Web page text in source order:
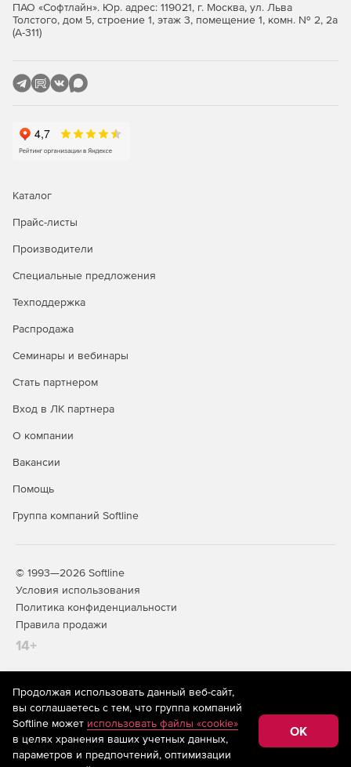
ПАО «Софтлайн». Юр. адрес: 119021, г. Москва, ул. Льва
Толстого, дом 5, строение 1, этаж 3, помещение 1, комн. № 2, 2а
(А-311)
Каталог
Прайс-листы
Производители
Специальные предложения
Техподдержка
Распродажа
Семинары и вебинары
Стать партнером
Вход в ЛК партнера
О компании
Вакансии
Помощь
Группа компаний Softline
© 1993—2026 Softline
Условия использования
Политика конфиденциальности
Правила продажи
14+
На информационном ресурсе store.softline.ru применяются
рекомендательные технологии(информационные технологии
предоставления информации на основе сбора,
систематизации и анализа сведений, относящихся к
предпочтениям пользователей сети «Интернет»,
находящихся на территории Российской Федерации)
Продолжая использовать данный веб-сайт,
вы соглашаетесь с тем, что группа компаний
Softline может использовать файлы «cookie»
в целях хранения ваших учетных данных,
параметров и предпочтений, оптимизации
OK